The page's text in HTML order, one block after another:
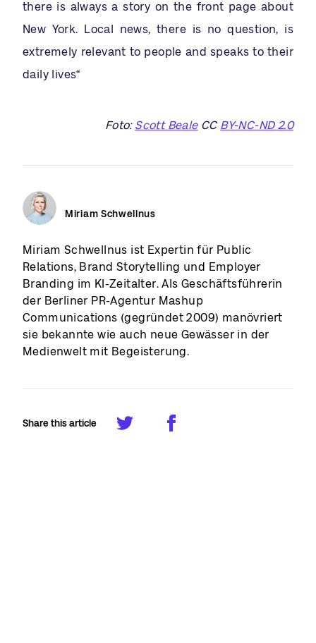
there is always a story on the front page about
New York. Local news, there is no question, is
extremely relevant to people and speaks to their
daily lives“
Foto: Scott BealeCC BY-NC-ND 2.0
Miriam Schwellnus
Miriam Schwellnus ist Expertin für Public
Relations, Brand Storytelling und Employer
Branding im KI-Zeitalter. Als Geschäftsführerin
der Berliner PR-Agentur Mashup
Communications (gegründet 2009) manövriert
sie bekannte wie auch neue Gewässer in der
Medienwelt mit Begeisterung.
Share this article